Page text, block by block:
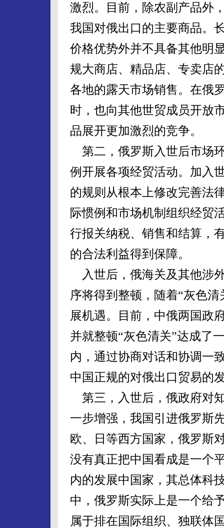
激烈。目前，除农副产品外
我国对俄出口的主要商品。
价格优势外并不具备其他明
规大商店、精品店、专卖店
各地的露天市场销售。在俄
时，也向其他世贸成员开放
品展开更加激烈的竞争。
第二，俄罗斯入世后市场
例开展各项经贸活动。加入
的规则从根本上修改完善法
际惯例和市场机制组织经贸
行报关纳税、销售和结算，
的合法利益得到保障。
入世后，俄海关及其他涉
序将得到整顿，随着“灰色
展机遇。目前，中俄两国政
并就整顿“灰色清关”达成了
内，通过协商对话和协调一
中国正规的对俄出口贸易的
第三，入世后，俄政府对
一步增强，我国引进俄罗斯
欧、日等西方国家，俄罗斯
没有真正把中国看成是一个
内的发展中国家，其总体科
中，俄罗斯实际上是一个给
属于排在国际组织、独联体